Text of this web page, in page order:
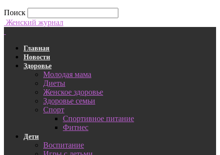
Поиск
Женский журнал
Главная
Новости
Здоровье
Молодая мама
Диеты
Женское здоровье
Здоровье семьи
Спорт
Спортивное питание
Фитнес
Дети
Воспитание